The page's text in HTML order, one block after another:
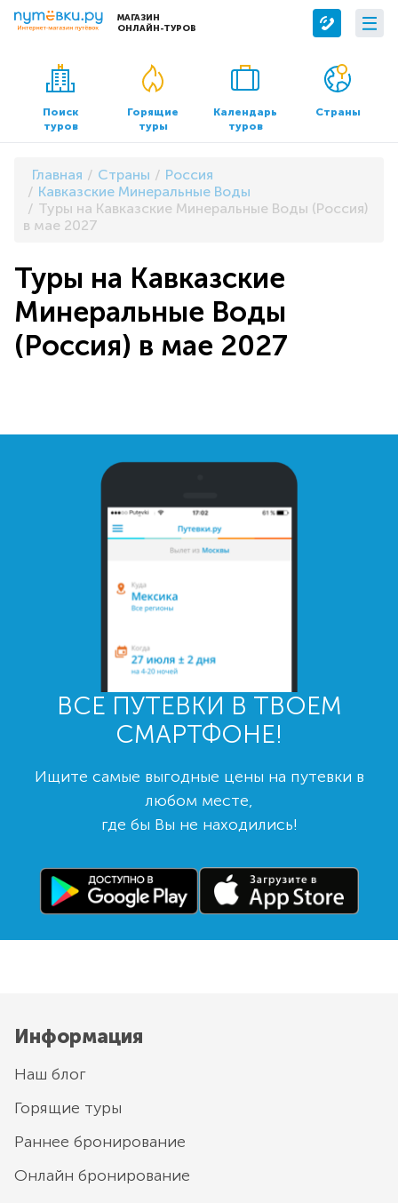
МАГАЗИН
ОНЛАЙН-ТУРОВ
Сервисы
Бронирование отелей
Трансфер
О компании
О нас
Контакты
Документы и реквизиты
Офисы продаж
Поиск
туров
Горящие
туры
Календарь
туров
Страны
Главная Страны
Россия
Кавказские Минеральные Воды
Туры на Кавказские Минеральные Воды (Россия)
в мае 2027
Туры на Кавказские
Минеральные Воды
(Россия) в мае 2027
ВСЕ ПУТЕВКИ В ТВОЕМ
СМАРТФОНЕ!
Ищите самые выгодные цены на путевки в
любом месте,
где бы Вы не находились!
Информация
Наш блог
Горящие туры
Раннее бронирование
Онлайн бронирование